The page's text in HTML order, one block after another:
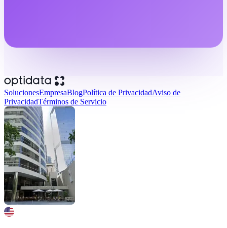
SolucionesEmpresaBlogPolítica de PrivacidadAviso de
PrivacidadTérminos de Servicio